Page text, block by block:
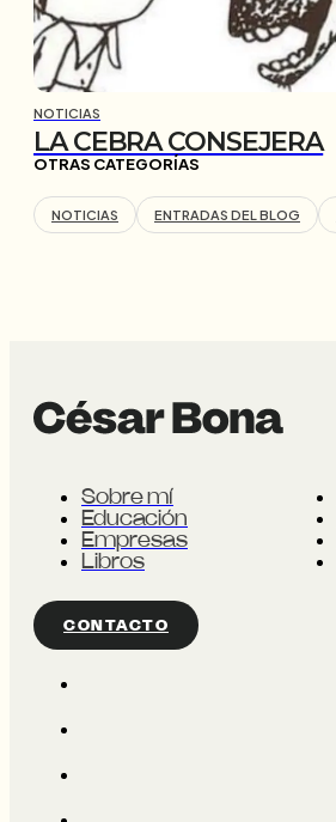
NOTICIAS
LA CEBRA CONSEJERA
OTRAS CATEGORÍAS
NOTICIAS ENTRADAS DEL BLOG
Sobre mí
Educación
Empresas
Libros
CONTACTO